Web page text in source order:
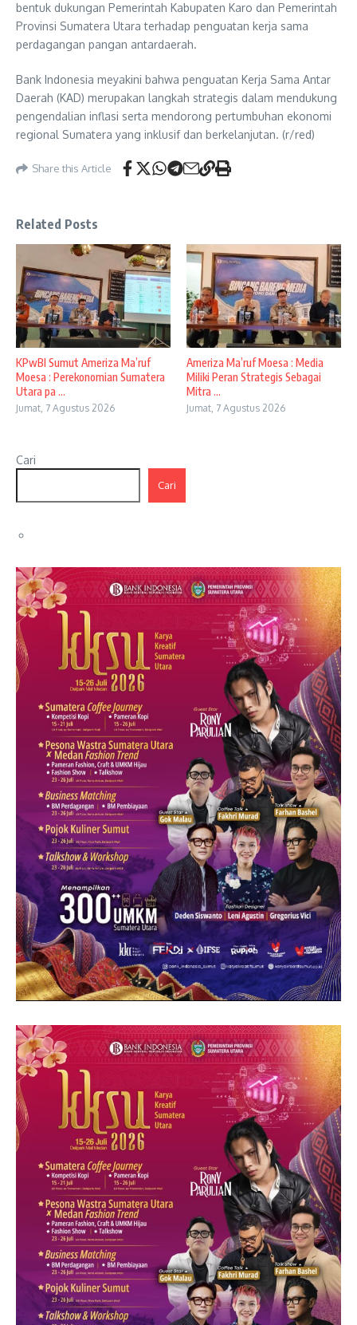
bentuk dukungan Pemerintah Kabupaten Karo dan Pemerintah
Provinsi Sumatera Utara terhadap penguatan kerja sama
perdagangan pangan antardaerah.
Bank Indonesia meyakini bahwa penguatan Kerja Sama Antar
Daerah (KAD) merupakan langkah strategis dalam mendukung
pengendalian inflasi serta mendorong pertumbuhan ekonomi
regional Sumatera yang inklusif dan berkelanjutan. (r/red)
Share this Article
Related Posts
KPwBI Sumut Ameriza Ma’ruf
Moesa : Perekonomian Sumatera
Utara pa ...
Jumat, 7 Agustus 2026
Ameriza Ma’ruf Moesa : Media
Miliki Peran Strategis Sebagai
Mitra ...
Jumat, 7 Agustus 2026
Cari
Cari